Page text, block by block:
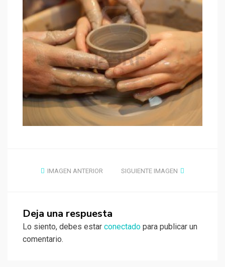
IMAGEN ANTERIOR SIGUIENTE IMAGEN
Deja una respuesta
Lo siento, debes estar conectado para publicar un
comentario.